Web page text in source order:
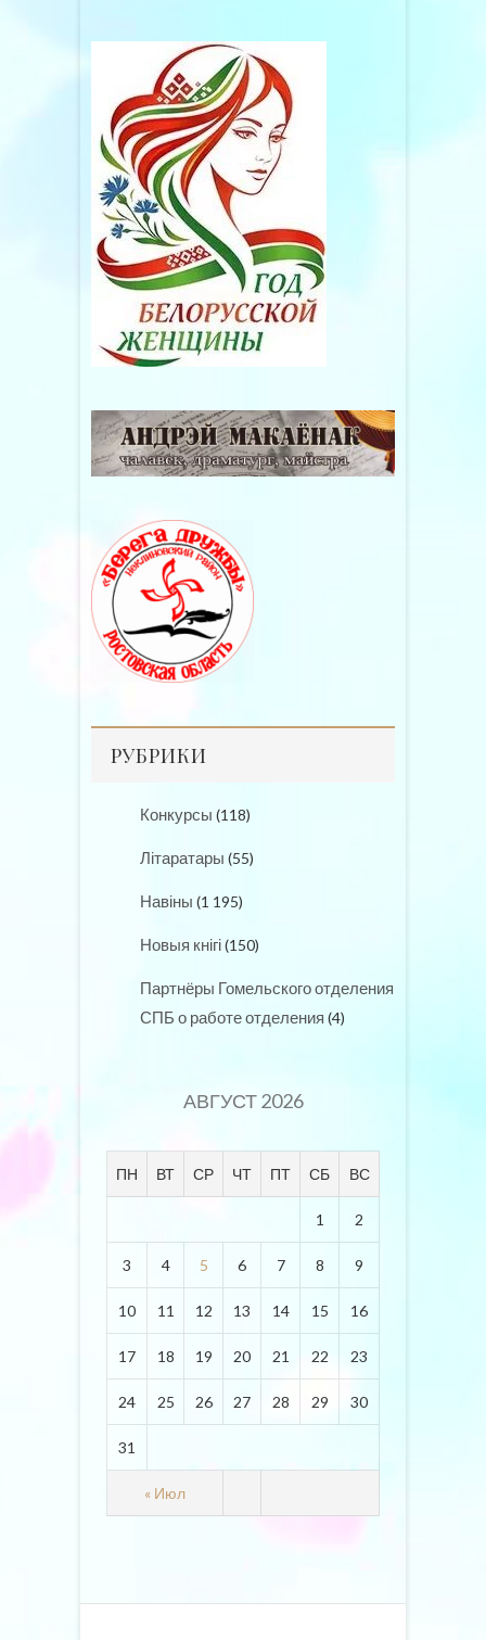
РУБРИКИ
Конкурсы (118)
Літаратары (55)
Навіны (1 195)
Новыя кнігі(150)
Партнёры Гомельского отделения
СПБ о работе отделения (4)
АВГУСТ 2026
ПН ВТ СР ЧТ ПТ СБ ВС
« Июл
1 2
3 4 5 6 7 8 9
10 11 12 13 14 15 16
17 18 19 20 21 22 23
24 25 26 27 28 29 30
31